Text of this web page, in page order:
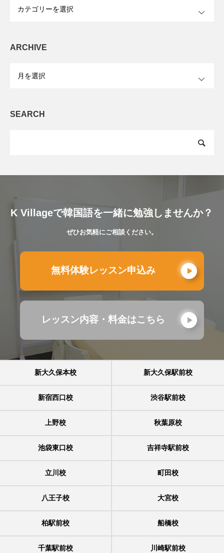
ARCHIVE
SEARCH
K Villageで韓国語を一緒に勉強しませんか？
ぜひお気軽にご相談ください。
無料体験レッスン申込み
レッスン内容・料金はこちら
新大久保本校 新大久保駅前校
新宿西口校 渋谷駅前校
上野校 秋葉原校
池袋東口校 吉祥寺駅前校
立川校 町田校
八王子校 大宮校
柏駅前校 船橋校
千葉駅前校 川崎駅前校